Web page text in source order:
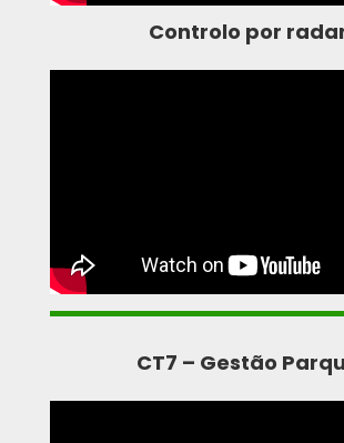
Controlo por
CT7 – Gestão